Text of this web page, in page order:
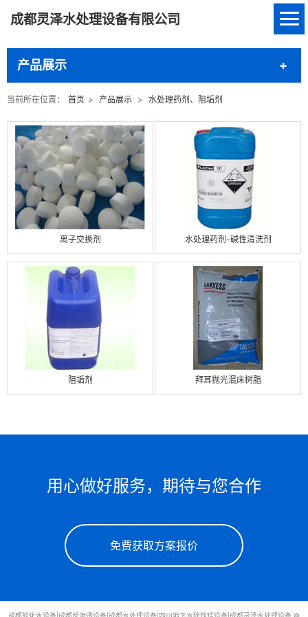
成都灵泽水处理设备有限公司
产品展示
当前所在位置： 首页 > 产品展示 > 水处理药剂、阻垢剂
离子交换剂 水处理药剂-碱性清洗剂
阻垢剂 拜耳抛光混床树脂
用心做好服务，期待与您合作
免费获取方案报价
成都软化水设备|成都反渗透设备|成都水处理设备|四川地下水除铁锰设备|成都灵泽水处理设备 ©